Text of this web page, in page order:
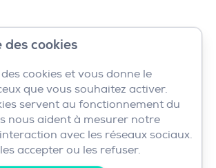
cookies
cookies et vous donne le
que vous souhaitez activer.
servent au fonctionnement du
nous aident à mesurer notre
avec les réseaux sociaux.
accepter ou les refuser.